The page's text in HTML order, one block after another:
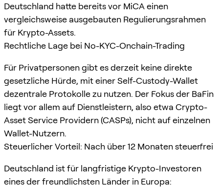
Deutschland hatte bereits vor MiCA einen
vergleichsweise ausgebauten Regulierungsrahmen
für Krypto-Assets.
Rechtliche Lage bei No-KYC-Onchain-Trading
Für Privatpersonen gibt es derzeit keine direkte
gesetzliche Hürde, mit einer Self-Custody-Wallet
dezentrale Protokolle zu nutzen. Der Fokus der BaFin
liegt vor allem auf Dienstleistern, also etwa Crypto-
Asset Service Providern (CASPs), nicht auf einzelnen
Wallet-Nutzern.
Steuerlicher Vorteil: Nach über 12 Monaten steuerfrei
Deutschland ist für langfristige Krypto-Investoren
eines der freundlichsten Länder in Europa: